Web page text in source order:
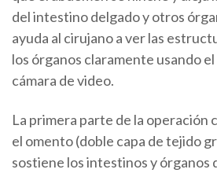
del intestino delgado y otros
ayuda al cirujano a ver las
los órganos claramente usando
cámara de video.
La primera parte de la operación
el omento (doble capa de tejido
sostiene los intestinos y órganos